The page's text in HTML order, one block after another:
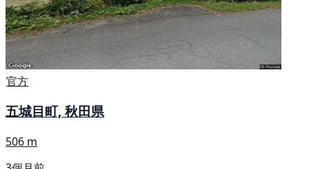
官方
五城目町, 秋田県
506 m